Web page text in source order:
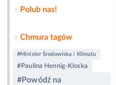
Polub nas!
Chmura tagów
#Minister Środowiska i Klimatu
#Paulina Hennig-Kloska
#Powódź na